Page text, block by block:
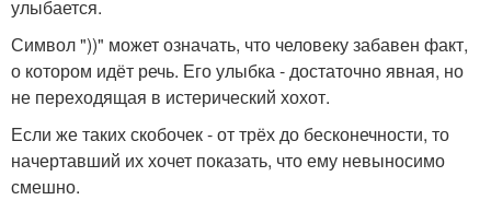
улыбается.
Символ "))" может означать, что человеку забавен факт,
о котором идёт речь. Его улыбка - достаточно явная, но
не переходящая в истерический хохот.
Если же таких скобочек - от трёх до бесконечности, то
начертавший их хочет показать, что ему невыносимо
смешно.